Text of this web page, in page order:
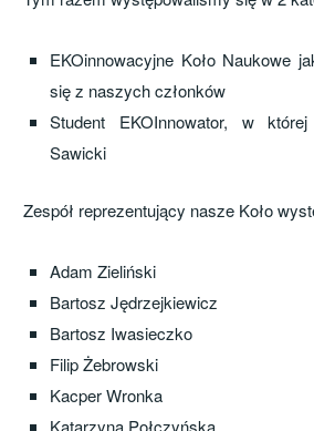
EKOinnowacyjne Koło Naukowe
się z naszych członków
Student EKOInnowator, w
Sawicki
Zespół reprezentujący nasze Koło
Adam Zieliński
Bartosz Jędrzejkiewicz
Bartosz Iwasieczko
Filip Żebrowski
Kacper Wronka
Katarzyna Połczyńska